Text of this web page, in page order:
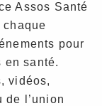
Assos Santé
pour
en santé.
vidéos,
de l’union